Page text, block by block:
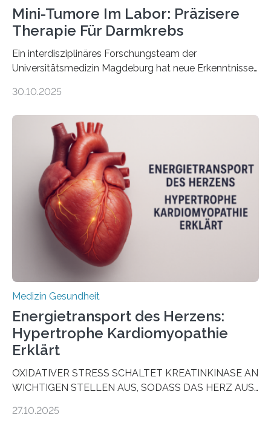
Mini-Tumore Im Labor: Präzisere
Therapie Für Darmkrebs
Ein interdisziplinäres Forschungsteam der
Universitätsmedizin Magdeburg hat neue Erkenntnisse
behandelt werden kann. In ihrer aktuellen Studie,
Oncology, zeigen die Forschenden, dass Mini-Tumore
aus Gewebe von Patientinnen und Patienten –
sogenannte Organoide – genutzt werden können, um
vorab zu prüfen, welche Medikamente am besten
wirken. Dabei wurde ein Eiweiß identifiziert, das künftig
als Biomarker für die Wahl der passenden Therapie
dienen könnte. Darmkrebs zählt weltweit zu den
häufigsten Krebsarten und stellt…
30.10.2025
Medizin Gesundheit
Energietransport des Herzens:
Hypertrophe Kardiomyopathie
Erklärt
OXIDATIVER STRESS SCHALTET KREATINKINASE AN
WICHTIGEN STELLEN AUS, SODASS DAS HERZ AUS
aus dem Deutschen Zentrum für Herzinsuffizienz
27.10.2025